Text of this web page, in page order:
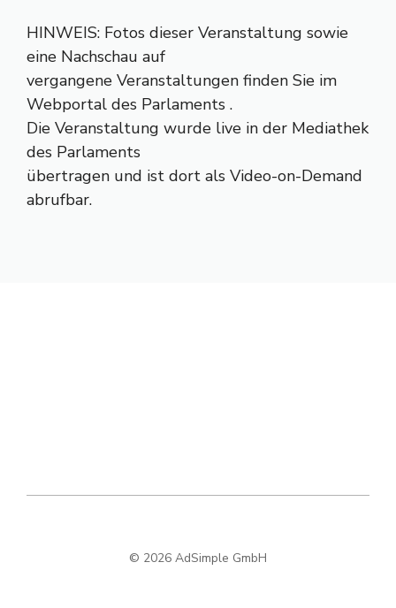
HINWEIS: Fotos dieser Veranstaltung sowie
eine Nachschau auf
vergangene Veranstaltungen finden Sie im
Webportal des Parlaments .
Die Veranstaltung wurde live in der Mediathek
des Parlaments
übertragen und ist dort als Video-on-Demand
abrufbar.
© 2026 AdSimple GmbH